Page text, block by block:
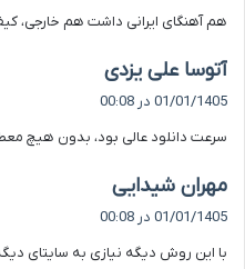
:
هم آهنگای ایرانی داشت هم خارجی،
آتوسا علی یزدی
ف
:
01/01/1405 در 00:08
سرعت دانلود عالی بود، بدون هیچ
مهران شیدایی
ف
:
01/01/1405 در 00:08
با این روش دیگه نیازی به سایتای